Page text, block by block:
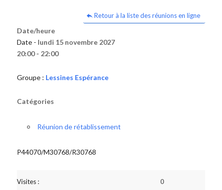
Retour à la liste des réunions en ligne
Date/heure
Date - lundi 15 novembre 2027
20:00 - 22:00
Groupe : Lessines Espérance
Catégories
Réunion de rétablissement
P44070/M30768/R30768
Visites : 0